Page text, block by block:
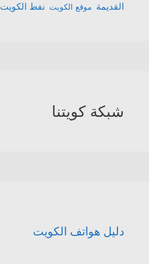
القديمة موقع الكويت نفط الكويت
شبكة كويتنا
دليل هواتف الكويت